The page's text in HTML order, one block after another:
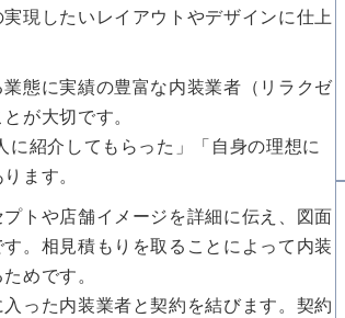
現したいレイアウトやデザインに仕上
態に実績の豊富な内装業者（リラクゼ
が大切です。
紹介してもらった」「自身の理想に
ます。
トや店舗イメージを詳細に伝え、図面
。相見積もりを取ることによって内装
めです。
った内装業者と契約を結びます。契約